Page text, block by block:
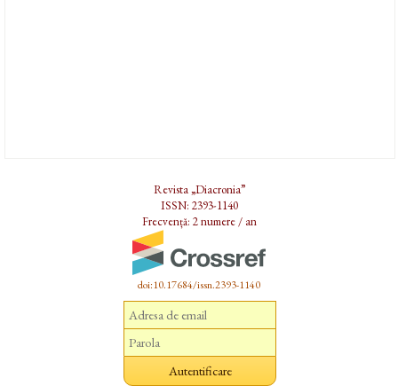
Revista „Diacronia”
ISSN: 2393-1140
Frecvență: 2 numere / an
doi:10.17684/issn.2393-1140